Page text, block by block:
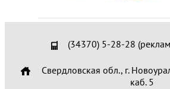
(34370) 5-28-28
Свердловская обл., г.
каб. 5